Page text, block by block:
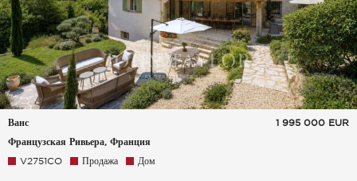
Ванс
Французская Ривьера, Франция
1 995 000 EUR
V2751CO Продажа Дом